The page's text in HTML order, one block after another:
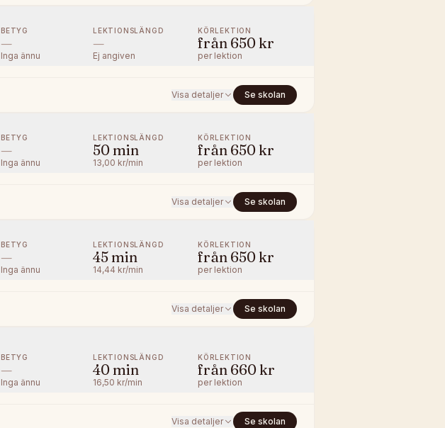
BETYG
—
Inga ännu
LEKTIONSLÄNGD
—
Ej angiven
KÖRLEKTION
från 650 kr
per lektion
Visa detaljer Se skolan
BETYG
—
Inga ännu
LEKTIONSLÄNGD
50min
13,00 kr/min
KÖRLEKTION
från 650 kr
per lektion
Visa detaljer Se skolan
BETYG
—
Inga ännu
LEKTIONSLÄNGD
45min
14,44 kr/min
KÖRLEKTION
från 650 kr
per lektion
Visa detaljer Se skolan
BETYG
—
Inga ännu
LEKTIONSLÄNGD
40min
16,50 kr/min
KÖRLEKTION
från 660 kr
per lektion
Visa detaljer Se skolan